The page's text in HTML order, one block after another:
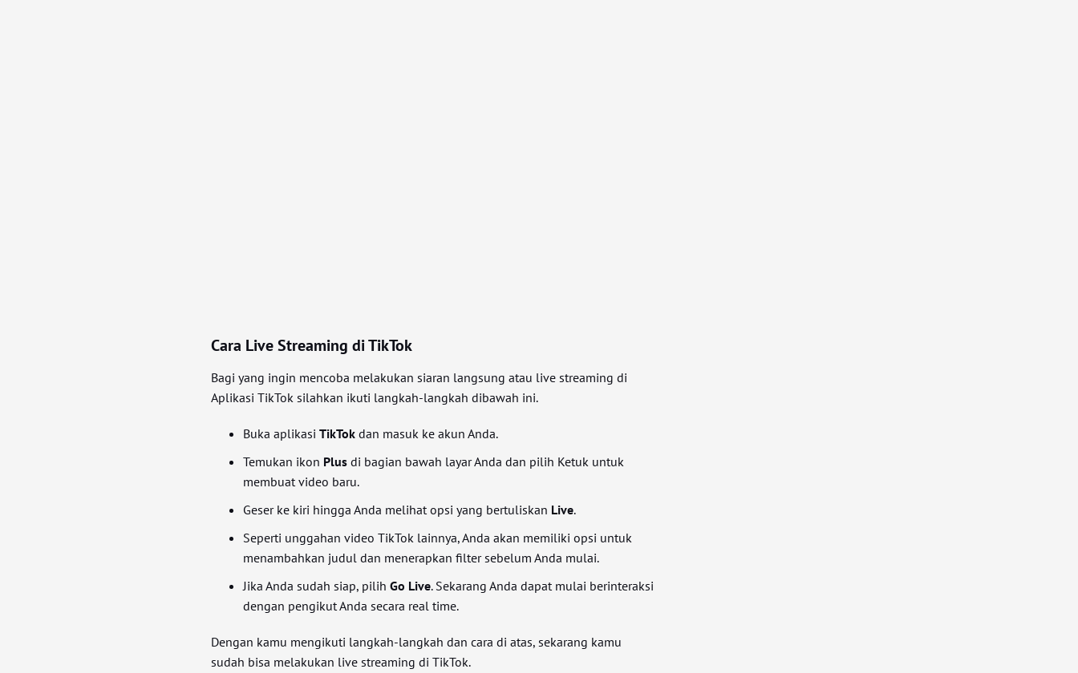
Cara Live Streaming di TikTok
Bagi yang ingin mencoba melakukan siaran langsung atau live streaming di
Aplikasi TikTok silahkan ikuti langkah-langkah dibawah ini.
Buka aplikasiTikTok dan masuk ke akun Anda.
Temukan ikon Plus di bagian bawah layar Anda dan pilih Ketuk untuk
membuat video baru.
Geser ke kiri hingga Anda melihat opsi yang bertuliskan Live.
Seperti unggahan video TikTok lainnya, Anda akan memiliki opsi untuk
menambahkan judul dan menerapkan filter sebelum Anda mulai.
Jika Anda sudah siap, pilihGo Live. Sekarang Anda dapat mulai berinteraksi
dengan pengikut Anda secara real time.
Dengan kamu mengikuti langkah-langkah dan cara di atas, sekarang kamu
sudah bisa melakukan live streaming di TikTok.